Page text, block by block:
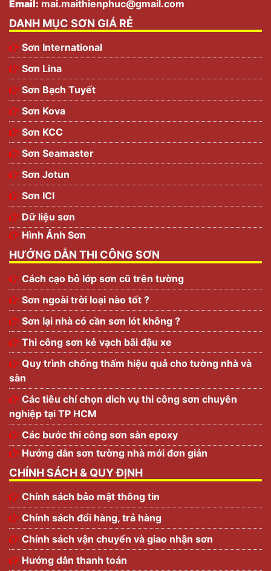
Email: mai.maithienphuc@gmail.com
DANH MỤC SƠN GIÁ RẺ
Sơn International
Sơn Lina
Sơn Bạch Tuyết
Sơn Kova
Sơn KCC
Sơn Seamaster
Sơn Jotun
Sơn ICI
Dữ liệu sơn
Hình Ảnh Sơn
HƯỚNG DẪN THI CÔNG SƠN
Cách cạo bỏ lớp sơn cũ trên tường
Sơn ngoài trời loại nào tốt ?
Sơn lại nhà có cần sơn lót không ?
Thi công sơn kẻ vạch bãi đậu xe
Quy trình chống thấm hiệu quả cho tường nhà và
sàn
Các tiêu chí chọn dich vụ thi công sơn chuyên
nghiệp tại TP HCM
Các bước thi công sơn sàn epoxy
Hướng dẫn sơn tường nhà mới đơn giản
CHÍNH SÁCH & QUY ĐỊNH
Chính sách bảo mật thông tin
Chính sách đổi hàng, trả hàng
Chính sách vận chuyển và giao nhận sơn
Hướng dẫn thanh toán